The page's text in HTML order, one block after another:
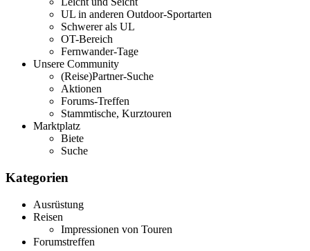
UL in anderen Outdoor-Sportarten
Schwerer als UL
OT-Bereich
Fernwander-Tage
Unsere Community
(Reise)Partner-Suche
Aktionen
Forums-Treffen
Stammtische, Kurztouren
Marktplatz
Biete
Suche
Kategorien
Ausrüstung
Reisen
Impressionen von Touren
Forumstreffen